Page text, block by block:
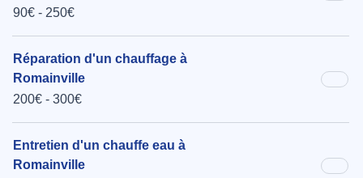
90€ - 250€
Réparation d'un chauffage à
Romainville
200€ - 300€
Entretien d'un chauffe eau à
Romainville